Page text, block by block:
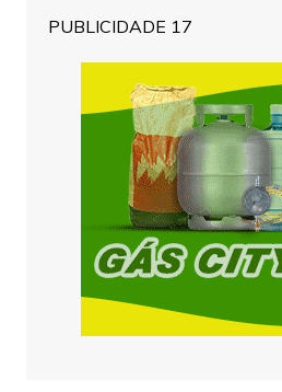
PUBLICIDADE 17